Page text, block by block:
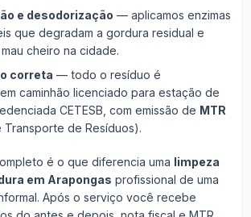
e desodorização — aplicamos enzimas
que degradam a gordura residual e
cheiro na cidade.
correta — todo o resíduo é
caminhão licenciado para estação de
CETESB, com emissão de MTR
Transporte de Resíduos).
é o que diferencia uma limpeza
em Arapongas profissional de uma
Após o serviço você recebe